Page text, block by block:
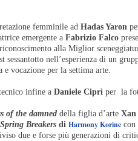
femminile ad Hadas Yaron
emergente a Fabrizio Falco
alla Miglior
sessantotto nell’esperienza di un
vocazione per la settima arte.
infine a Daniele Ciprì per la
of the damned della figlia d’arte Xan
Spring Breakers di Harmony Korine con
due e forse più generazioni di